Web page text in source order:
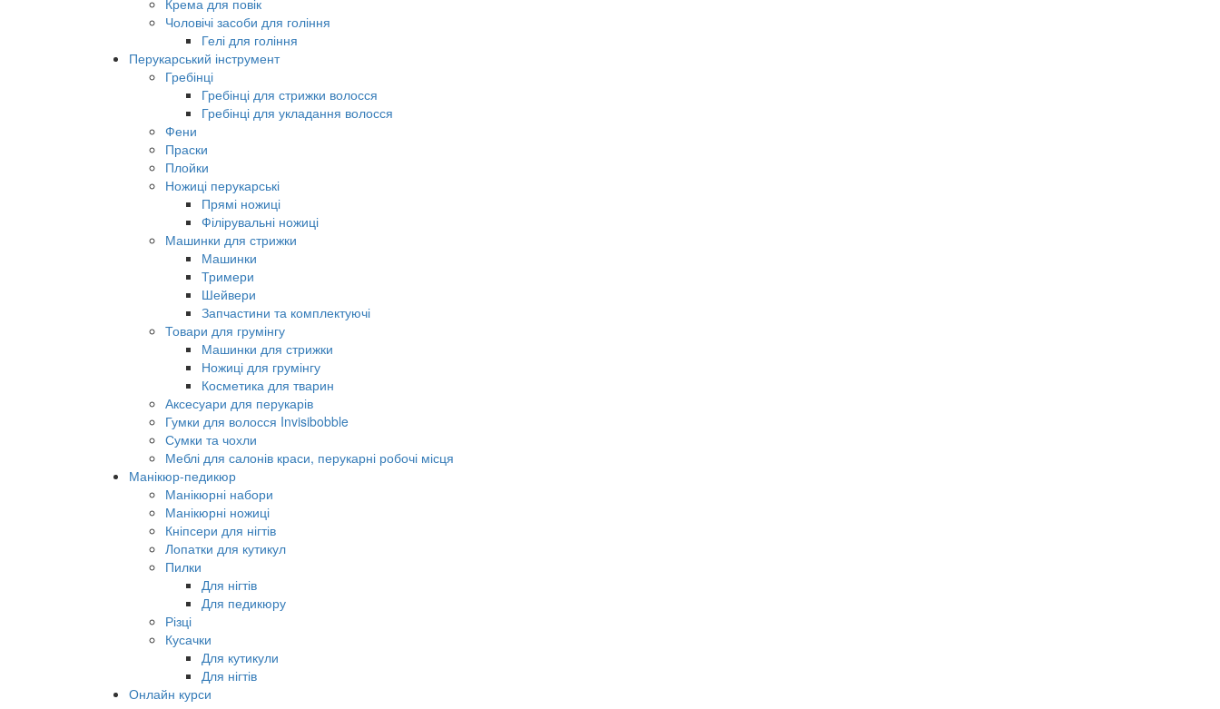
Крема для повік
Чоловічі засоби для гоління
Гелі для гоління
Перукарський інструмент
Гребінці
Гребінці для стрижки волосся
Гребінці для укладання волосся
Фени
Праски
Плойки
Ножиці перукарські
Прямі ножиці
Філірувальні ножиці
Машинки для стрижки
Машинки
Тримери
Шейвери
Запчастини та комплектуючі
Товари для грумінгу
Машинки для стрижки
Ножиці для грумінгу
Косметика для тварин
Аксесуари для перукарів
Гумки для волосся Invisibobble
Сумки та чохли
Меблі для салонів краси, перукарні робочі місця
Манікюр-педикюр
Манікюрні набори
Манікюрні ножиці
Кніпсери для нігтів
Лопатки для кутикул
Пилки
Для нігтів
Для педикюру
Різці
Кусачки
Для кутикули
Для нігтів
Онлайн курси